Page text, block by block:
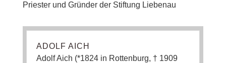
Priester und Gründer der Stiftung Liebenau
ADOLF AICH
Adolf Aich (*1824 in Rottenburg, † 1909